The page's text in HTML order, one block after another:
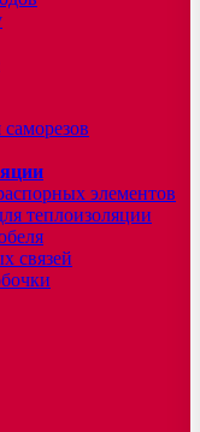
элементов
теплоизоляции
связей